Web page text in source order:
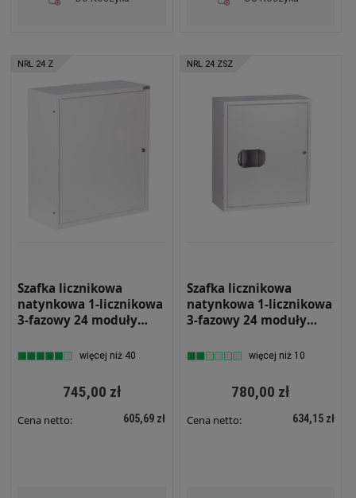
NRL 24 Z
Szafka licznikowa
natynkowa 1-licznikowa
3-fazowy 24 moduły
NRL 24 Z ZAMKIEM
więcej niż 40
745,00 zł
Cena netto: 605,69 zł
NRL 24 ZSZ
Szafka licznikowa
natynkowa 1-licznikowa
3-fazowy 24 moduły
z zamkiem i szybą NRL
więcej niż 10
780,00 zł
Cena netto: 634,15 zł